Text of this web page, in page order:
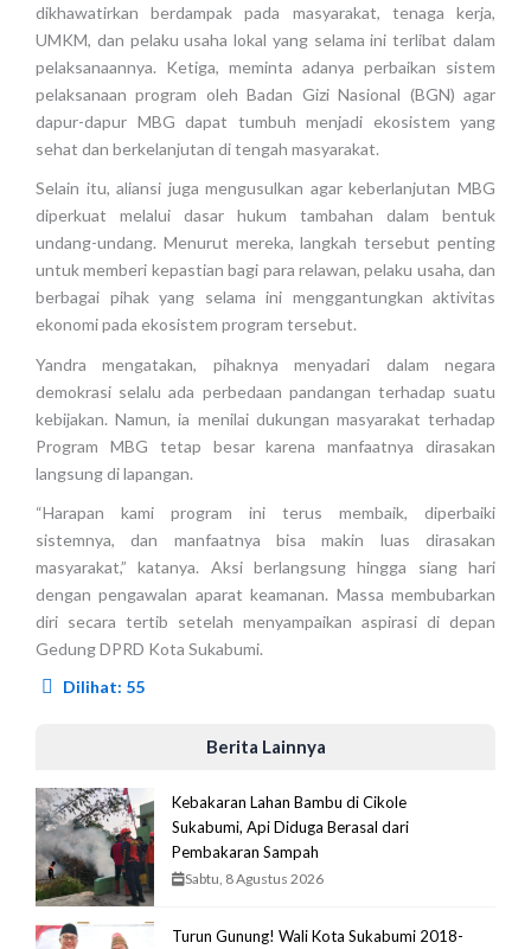
dikhawatirkan berdampak pada masyarakat, tenaga kerja,
UMKM, dan pelaku usaha lokal yang selama ini terlibat dalam
pelaksanaannya. Ketiga, meminta adanya perbaikan sistem
pelaksanaan program oleh Badan Gizi Nasional (BGN) agar
dapur-dapur MBG dapat tumbuh menjadi ekosistem yang
sehat dan berkelanjutan di tengah masyarakat.
Selain itu, aliansi juga mengusulkan agar keberlanjutan MBG
diperkuat melalui dasar hukum tambahan dalam bentuk
undang-undang. Menurut mereka, langkah tersebut penting
untuk memberi kepastian bagi para relawan, pelaku usaha, dan
berbagai pihak yang selama ini menggantungkan aktivitas
ekonomi pada ekosistem program tersebut.
Yandra mengatakan, pihaknya menyadari dalam negara
demokrasi selalu ada perbedaan pandangan terhadap suatu
kebijakan. Namun, ia menilai dukungan masyarakat terhadap
Program MBG tetap besar karena manfaatnya dirasakan
langsung di lapangan.
“Harapan kami program ini terus membaik, diperbaiki
sistemnya, dan manfaatnya bisa makin luas dirasakan
masyarakat,” katanya. Aksi berlangsung hingga siang hari
dengan pengawalan aparat keamanan. Massa membubarkan
diri secara tertib setelah menyampaikan aspirasi di depan
Gedung DPRD Kota Sukabumi.
Dilihat: 55
Berita Lainnya
Kebakaran Lahan Bambu di Cikole
Sukabumi, Api Diduga Berasal dari
Pembakaran Sampah
Sabtu, 8 Agustus 2026
Turun Gunung! Wali Kota Sukabumi 2018-